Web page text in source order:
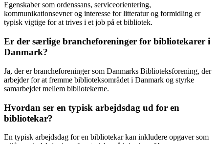
Egenskaber som ordenssans, serviceorientering,
kommunikationsevner og interesse for litteratur og formidling er
typisk vigtige for at trives i et job på et bibliotek.
Er der særlige brancheforeninger for bibliotekarer i
Danmark?
Ja, der er brancheforeninger som Danmarks Biblioteksforening, der
arbejder for at fremme biblioteksområdet i Danmark og styrke
samarbejdet mellem bibliotekerne.
Hvordan ser en typisk arbejdsdag ud for en
bibliotekar?
En typisk arbejdsdag for en bibliotekar kan inkludere opgaver som